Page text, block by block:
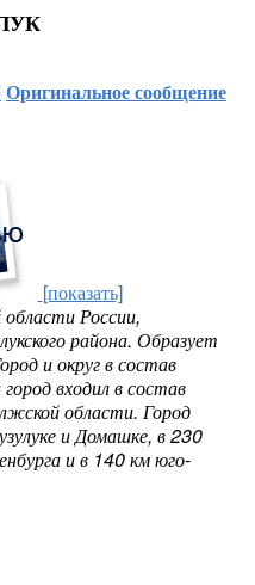
Оригинальное сообщение
[показать]
России,
района. Образует
и округ в состав
входил в состав
области. Город
и Домашке, в 230
и в 140 км юго-